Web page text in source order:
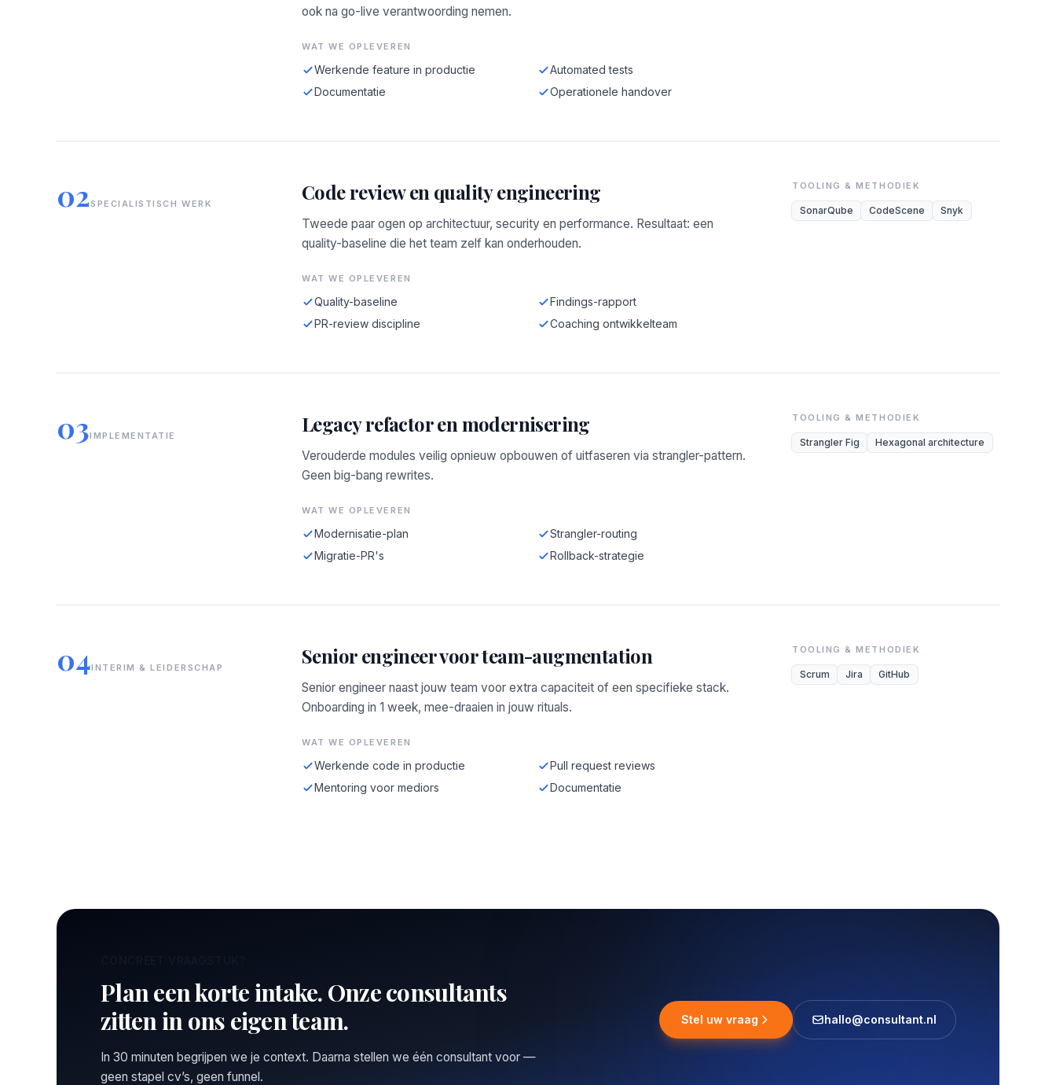
ook na go-live verantwoording nemen.
WAT WE OPLEVEREN
Werkende feature in productie
Automated tests
Documentatie
Operationele handover
02SPECIALISTISCH WERK Code review en quality engineering
Tweede paar ogen op architectuur, security en performance. Resultaat: een
quality-baseline die het team zelf kan onderhouden.
WAT WE OPLEVEREN
Quality-baseline
Findings-rapport
PR-review discipline
Coaching ontwikkelteam
TOOLING & METHODIEK
SonarQube CodeScene Snyk
03IMPLEMENTATIE Legacy refactor en modernisering
Verouderde modules veilig opnieuw opbouwen of uitfaseren via strangler-pattern.
Geen big-bang rewrites.
WAT WE OPLEVEREN
Modernisatie-plan
Strangler-routing
Migratie-PR's
Rollback-strategie
TOOLING & METHODIEK
Strangler Fig Hexagonal architecture
04INTERIM & LEIDERSCHAP Senior engineer voor team-augmentation
Senior engineer naast jouw team voor extra capaciteit of een specifieke stack.
Onboarding in 1 week, mee-draaien in jouw rituals.
WAT WE OPLEVEREN
Werkende code in productie
Pull request reviews
Mentoring voor mediors
Documentatie
TOOLING & METHODIEK
Scrum Jira GitHub
Plan een korte intake. Onze consultants
zitten in ons eigen team.
In 30 minuten begrijpen we je context. Daarna stellen we één consultant voor —
geen stapel cv’s, geen funnel.
Stel uw vraag hallo@consultant.nl